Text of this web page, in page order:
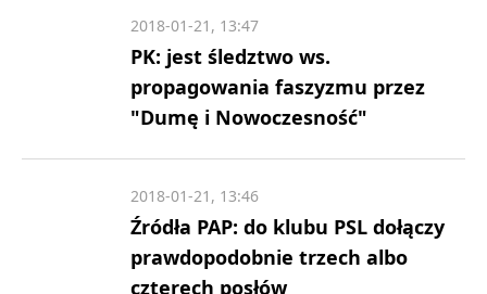
PK: jest śledztwo ws.
propagowania faszyzmu przez
"Dumę i Nowoczesność"
2018-01-21, 13:47
Źródła PAP: do klubu PSL dołączy
prawdopodobnie trzech albo
czterech posłów
2018-01-21, 13:46